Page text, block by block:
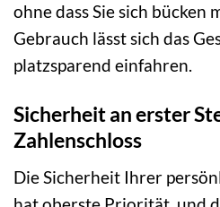
ohne dass Sie sich bücken
Gebrauch lässt sich das
platzsparend einfahren.
Sicherheit an erster
Zahlenschloss
Die Sicherheit Ihrer